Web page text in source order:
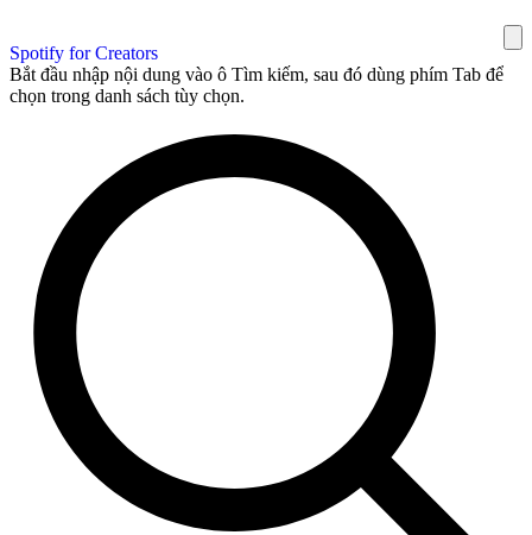
Spotify for Creators
Bắt đầu nhập nội dung vào ô Tìm kiếm, sau đó dùng phím Tab để
chọn trong danh sách tùy chọn.